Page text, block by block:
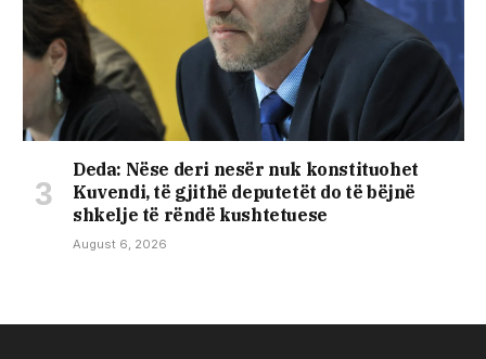
Deda: Nëse deri nesër nuk konstituohet
Kuvendi, të gjithë deputetët do të bëjnë
shkelje të rëndë kushtetuese
August 6, 2026